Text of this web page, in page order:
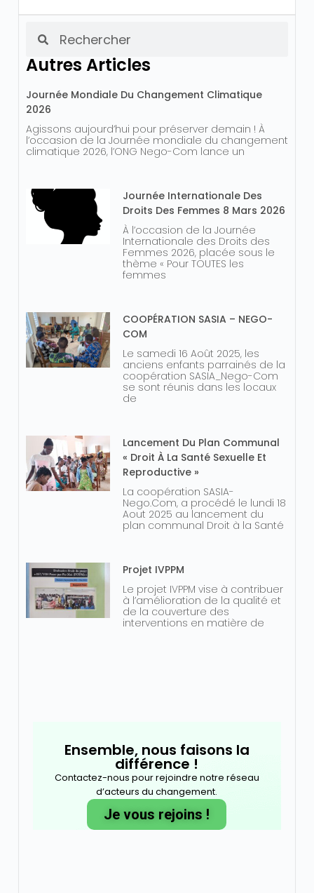
Autres Articles
Journée Mondiale Du Changement Climatique
2026
Agissons aujourd’hui pour préserver demain ! À
l’occasion de la Journée mondiale du changement
climatique 2026, l’ONG Nego-Com lance un
Journée Internationale Des
Droits Des Femmes 8 Mars 2026
À l’occasion de la Journée
Internationale des Droits des
Femmes 2026, placée sous le
thème « Pour TOUTES les
femmes
COOPÉRATION SASIA – NEGO-
COM
Le samedi 16 Août 2025, les
anciens enfants parrainés de la
coopération SASIA_Nego-Com
se sont réunis dans les locaux
de
Lancement Du Plan Communal
« Droit À La Santé Sexuelle Et
Reproductive »
La coopération SASIA-
Nego.Com, a procédé le lundi 18
Aout 2025 au lancement du
plan communal Droit à la Santé
Projet IVPPM
Le projet IVPPM vise à contribuer
à l’amélioration de la qualité et
de la couverture des
interventions en matière de
Ensemble, nous faisons la
différence !
Contactez-nous pour rejoindre notre réseau
d’acteurs du changement.
Je vous rejoins !